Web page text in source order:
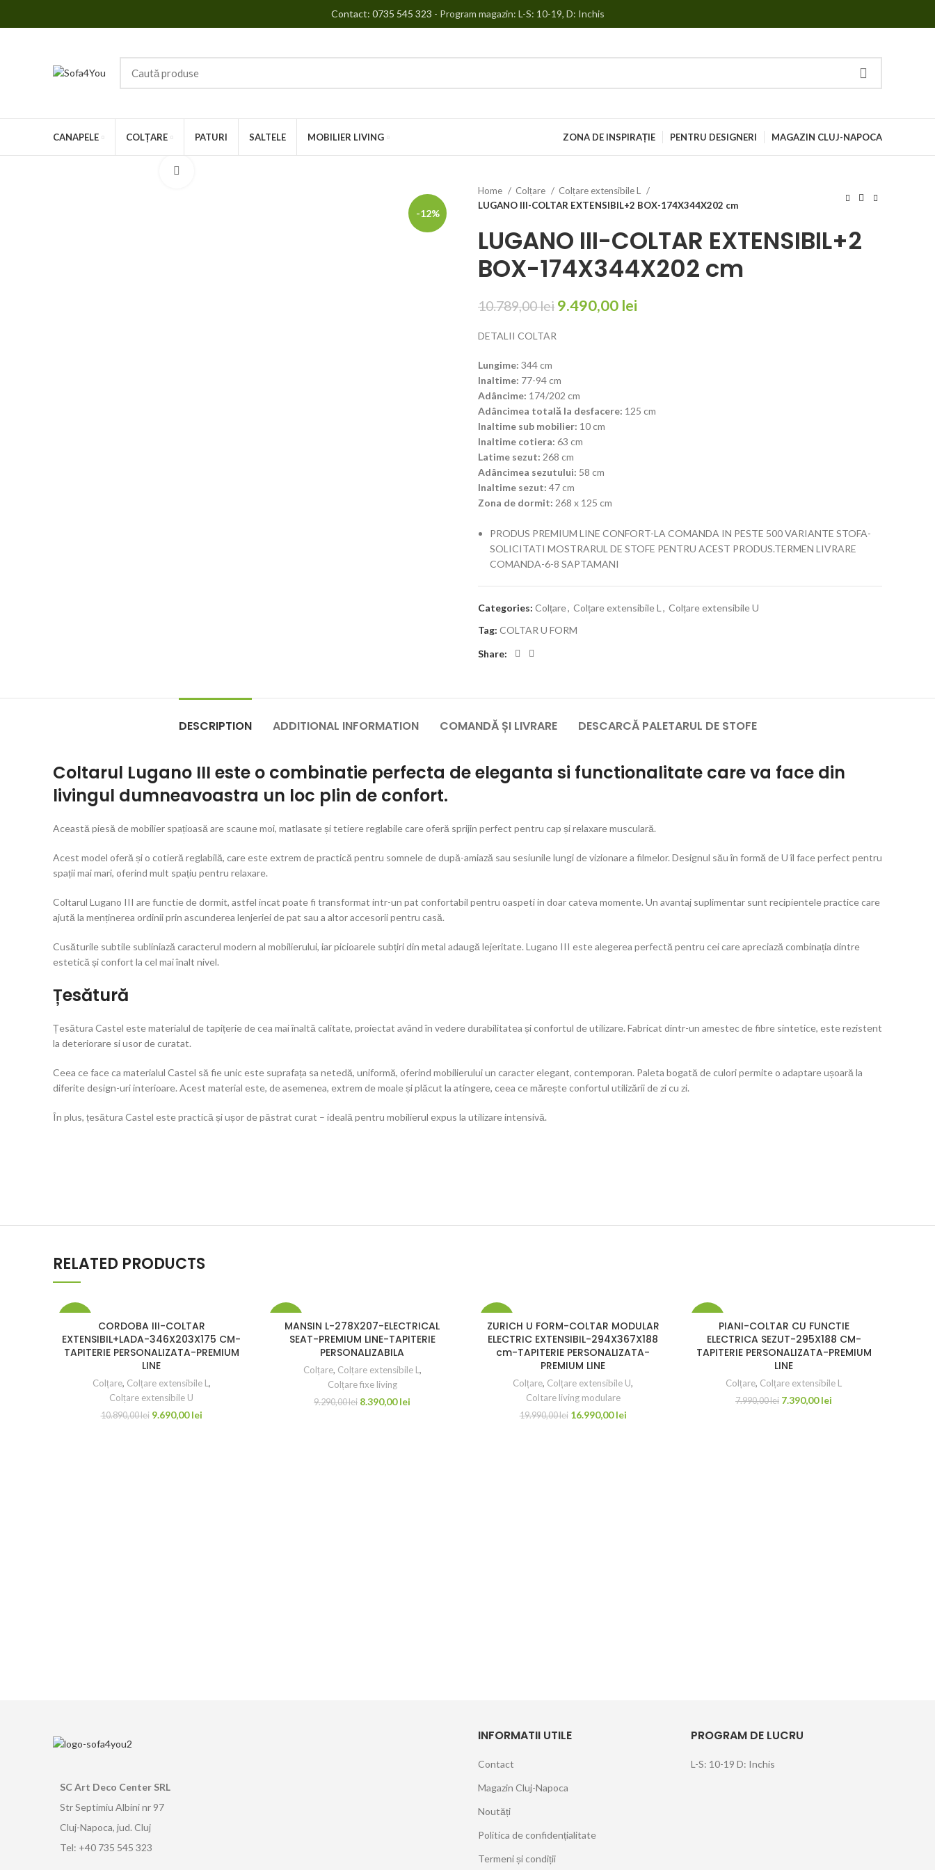
CANAPELE COLȚARE PATURI SALTELE MOBILIER LIVING ZONA DE INSPIRAȚIE PENTRU DESIGNERI MAGAZIN CLUJ-NAPOCA
-12%
Home
Colțare
Colțare extensibile L
LUGANO III-COLTAR EXTENSIBIL+2 BOX-174X344X202 cm
LUGANO III-COLTAR EXTENSIBIL+2
BOX-174X344X202 cm
10.789,00lei 9.490,00 lei
DETALII COLTAR
Lungime: 344 cm
Inaltime: 77-94 cm
Adâncime: 174/202 cm
Adâncimea totală la desfacere: 125 cm
Inaltime sub mobilier: 10 cm
Inaltime cotiera: 63 cm
Latime sezut: 268 cm
Adâncimea sezutului: 58 cm
Inaltime sezut: 47 cm
Zona de dormit: 268 x 125 cm
PRODUS PREMIUM LINE CONFORT-LA COMANDA IN PESTE 500 VARIANTE STOFA-
SOLICITATI MOSTRARUL DE STOFE PENTRU ACEST PRODUS.TERMEN LIVRARE
COMANDA-6-8 SAPTAMANI
Categories: Colțare, Colțare extensibile L , Colțare extensibile U
Tag: COLTAR U FORM
Share:
DESCRIPTION ADDITIONAL INFORMATION COMANDĂ ȘI LIVRARE DESCARCĂ PALETARUL DE STOFE
Coltarul Lugano III este o combinatie perfecta de eleganta si functionalitate care va face din
livingul dumneavoastra un loc plin de confort.
Această piesă de mobilier spațioasă are scaune moi, matlasate și tetiere reglabile care oferă sprijin perfect pentru cap și relaxare musculară.
Acest model oferă și o cotieră reglabilă, care este extrem de practică pentru somnele de după-amiază sau sesiunile lungi de vizionare a filmelor. Designul său în formă de U îl face perfect pentru
spații mai mari, oferind mult spațiu pentru relaxare.
Coltarul Lugano III are functie de dormit, astfel incat poate fi transformat intr-un pat confortabil pentru oaspeti in doar cateva momente. Un avantaj suplimentar sunt recipientele practice care
ajută la menținerea ordinii prin ascunderea lenjeriei de pat sau a altor accesorii pentru casă.
Cusăturile subtile subliniază caracterul modern al mobilierului, iar picioarele subțiri din metal adaugă lejeritate. Lugano III este alegerea perfectă pentru cei care apreciază combinația dintre
estetică și confort la cel mai înalt nivel.
Țesătură
Țesătura Castel este materialul de tapițerie de cea mai înaltă calitate, proiectat având în vedere durabilitatea și confortul de utilizare. Fabricat dintr-un amestec de fibre sintetice, este rezistent
la deteriorare si usor de curatat.
Ceea ce face ca materialul Castel să fie unic este suprafața sa netedă, uniformă, oferind mobilierului un caracter elegant, contemporan. Paleta bogată de culori permite o adaptare ușoară la
diferite design-uri interioare. Acest material este, de asemenea, extrem de moale și plăcut la atingere, ceea ce mărește confortul utilizării de zi cu zi.
În plus, țesătura Castel este practică și ușor de păstrat curat – ideală pentru mobilierul expus la utilizare intensivă.
RELATED PRODUCTS
CORDOBA III-COLTAR
EXTENSIBIL+LADA-346X203X175 CM-
TAPITERIE PERSONALIZATA-PREMIUM
LINE
Colțare, Colțare extensibile L ,
Colțare extensibile U
10.890,00lei 9.690,00lei
MANSIN L-278X207-ELECTRICAL
SEAT-PREMIUM LINE-TAPITERIE
PERSONALIZABILA
Colțare, Colțare extensibile L ,
Colțare fixe living
9.290,00lei 8.390,00lei
ZURICH U FORM-COLTAR MODULAR
ELECTRIC EXTENSIBIL-294X367X188
cm-TAPITERIE PERSONALIZATA-
PREMIUM LINE
Colțare, Colțare extensibile U,
Coltare living modulare
19.990,00lei 16.990,00lei
PIANI-COLTAR CU FUNCTIE
ELECTRICA SEZUT-295X188 CM-
TAPITERIE PERSONALIZATA-PREMIUM
LINE
Colțare, Colțare extensibile L
7.990,00lei 7.390,00lei
SC Art Deco Center SRL
Str Septimiu Albini nr 97
Cluj-Napoca, jud. Cluj
Tel: +40 735 545 323
INFORMATII UTILE
Contact
Magazin Cluj-Napoca
Noutăți
Politica de confidențialitate
Termeni și condiții
PROGRAM DE LUCRU
L-S: 10-19 D: Inchis
Contact: 0735 545 323 - Program magazin: L-S: 10-19, D: Inchis